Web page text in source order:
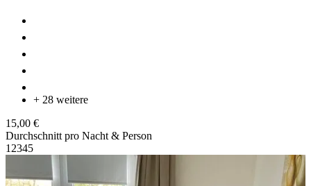
+ 28 weitere
15,00 €
Durchschnitt pro Nacht & Person
1 2345